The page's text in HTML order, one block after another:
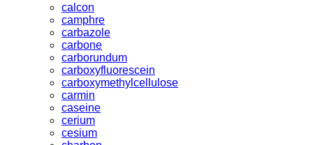
calcon
camphre
carbazole
carbone
carborundum
carboxyfluorescein
carboxymethylcellulose
carmin
caseine
cerium
cesium